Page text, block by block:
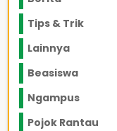
Tips & Trik
Lainnya
Beasiswa
Ngampus
Pojok Rantau